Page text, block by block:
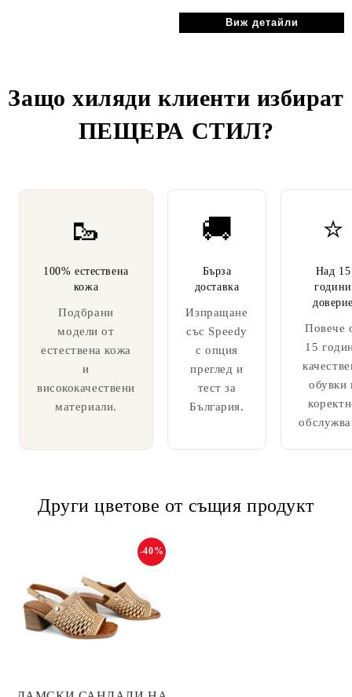
Виж детайли
Защо хиляди клиенти избират
ПЕЩЕРА СТИЛ?
🥾
100% естествена
кожа
Подбрани
модели от
естествена кожа
и
висококачествени
материали.
🚚
Бърза
доставка
Изпращане
със Speedy
с опция
преглед и
тест за
България.
⭐
Над 15
години
Повече
15
обувки
Други цветове от същия продукт
-40%